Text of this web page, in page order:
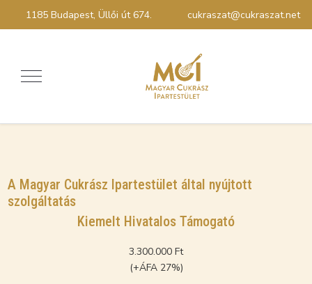
1185 Budapest, Üllői út 674. cukraszat@cukraszat.net
A Magyar Cukrász Ipartestület által nyújtott
szolgáltatás
Kiemelt Hivatalos Támogató
3.300.000 Ft
(+ÁFA 27%)